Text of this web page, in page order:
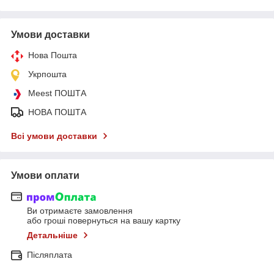
Умови доставки
Нова Пошта
Укрпошта
Meest ПОШТА
НОВА ПОШТА
Всі умови доставки
Умови оплати
Ви отримаєте замовлення
або гроші повернуться на вашу картку
Детальніше
Післяплата